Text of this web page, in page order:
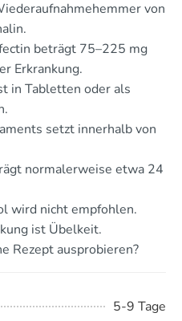
von
beträgt 75–225 mg
Erkrankung.
in Tabletten oder als
setzt innerhalb von
normalerweise etwa 24
wird nicht empfohlen.
ist Übelkeit.
Rezept ausprobieren?
5-9 Tage